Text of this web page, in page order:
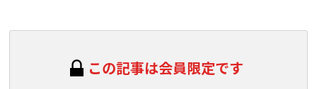
この記事は会員限定です